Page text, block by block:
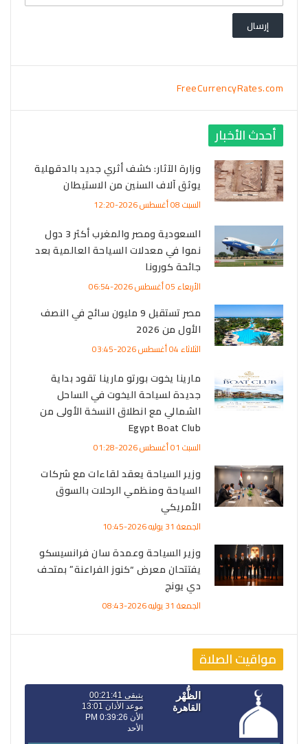
FreeCurrencyRates.com
أحدث الأخبار
وزارة الآثار: كشف أثري جديد بالدقهلية
يوثق آلاف السنين من الاستيطان
السبت 08 أغسطس 2026-12:20
السعودية ومصر والمغرب أكثر 3 دول
نموا في معدلات السياحة العالمية بعد
جائحة كورونا
الأربعاء 05 أغسطس 2026-06:54
مصر تستقبل 9 مليون سائح في النصف
الأول من 2026
الثلاثاء 04 أغسطس 2026-03:45
مارينا يخوت بورتو مارينا تقود بداية
جديدة لسياحة اليخوت في الساحل
الشمالي مع انطلاق النسخة الأولى من
Egypt Boat Club
السبت 01 أغسطس 2026-01:28
وزير السياحة يعقد لقاءات مع شركات
السياحة ومنظمي الرحلات بالسوق
الأمريكي
الجمعة 31 يوليه 2026-10:45
وزير السياحة وعمدة سان فرانسيسكو
يفتتحان معرض “كنوز الفراعنة” بمتحف
دي يونج
الجمعة 31 يوليه 2026-08:43
مواقيت الصلاة